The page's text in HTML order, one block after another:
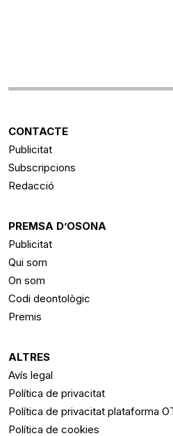
CONTACTE
Publicitat
Subscripcions
Redacció
PREMSA D’OSONA
Publicitat
Qui som
On som
Codi deontològic
Premis
ALTRES
Avís legal
Política de privacitat
Política de privacitat plataforma
Política de cookies